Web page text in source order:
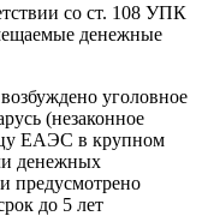
со ст. 108 УПК
денежные
уголовное
(незаконное
ЕАЭС в крупном
денежных
предусмотрено
до 5 лет